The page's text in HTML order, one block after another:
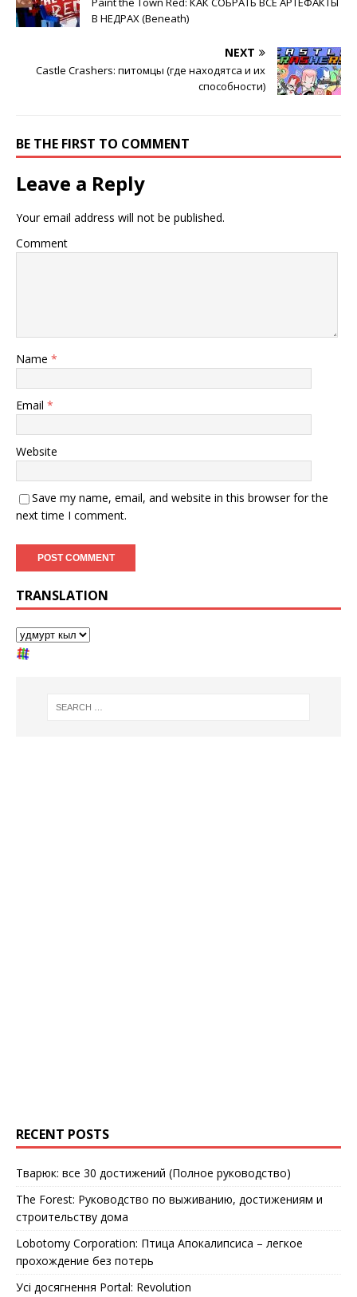
В НЕДРАХ (Beneath)
NEXT
Castle Crashers: питомцы (где находятса и их
способности)
BE THE FIRST TO COMMENT
Leave a Reply
Your email address will not be published.
Comment
Name *
Email *
Website
Save my name, email, and website in this browser for the
next time I comment.
TRANSLATION
RECENT POSTS
Тварюк: все 30 достижений (Полное руководство)
The Forest: Руководство по выживанию, достижениям и
строительству дома
Lobotomy Corporation: Птица Апокалипсиса – легкое
прохождение без потерь
Усі досягнення Portal: Revolution